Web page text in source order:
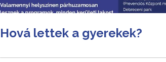
Hová lettek a gyerekek?